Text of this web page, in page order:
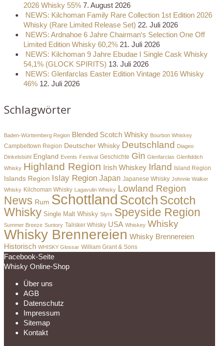
2026 Whisky 55% 7. August 2026
NEWS: Kilchoman Family Rare Collection 1st Edition 2026
Whisky (Rare Limited Release Set) 22. Juli 2026
NEWS: Ardnahoe 6 Jahre Chairman‘s Selection One Off
Limited Edition Whisky 60,2% 21. Juli 2026
NEWS: Kilchoman 9 Jahre Ebudae I Single Cask Whisky
54,1% (GLOCK SPIRITS) 13. Juli 2026
NEWS: Glenfarclas Easter Edition Vintage 2016 Whisky
46% 12. Juli 2026
Schlagwörter
Baden-Württemberg Region Blended Scotch Whisky Bourbon Whiskey
Campbeltown Region Deutscher Whisky Deutschland Diageo
Dinkelsbühl England Events Festival Geschichte Gin Glenfarclas Glenfiddich
Whisky Highland Region Irish Whiskey Irland Island Region
Islands Region Islay Region Japan Japanese Whisky Johnnie Walker
Whisky Kilchoman Whisky Lagavulin Whisky Lowland Region
News Rum Schottland Scotch Scotch
Whisky Single Malt Whisky Slyrs Speyside Region
Summer Breeze Suntory Talisker Whisky USA Whiskey Whisky
Whisky Brennereien Whisky Brennereien
Historisch WHISKY Glossar William Grant & Sons
Facebook-Seite
Whisky Online-Shop
Über uns
AGB
Datenschutz
Impressum
Sitemap
Kontakt